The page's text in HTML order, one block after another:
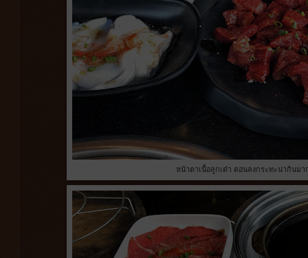
หน้าตาเนื้อลูกเต๋า ตอนลงกระทะน่ากินม